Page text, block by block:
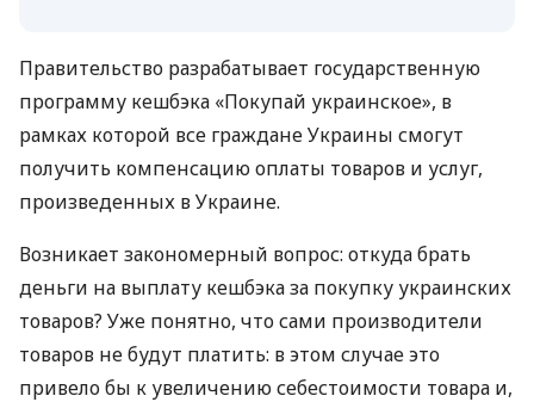
Правительство разрабатывает государственную
программу кешбэка «Покупай украинское», в
рамках которой все граждане Украины смогут
получить компенсацию оплаты товаров и услуг,
произведенных в Украине.
Возникает закономерный вопрос: откуда брать
деньги на выплату кешбэка за покупку украинских
товаров? Уже понятно, что сами производители
товаров не будут платить: в этом случае это
привело бы к увеличению себестоимости товара и,